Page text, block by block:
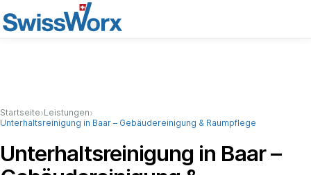
Startseite›Leistungen›
Unterhaltsreinigung in Baar – Gebäudereinigung & Raumpflege
Unterhaltsreinigung in Baar –